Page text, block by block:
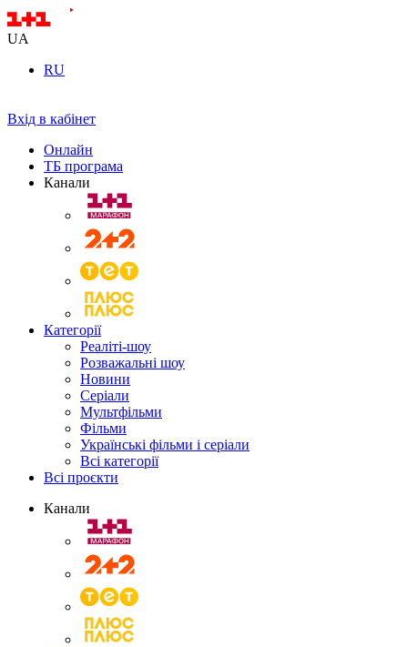
UA
RU
Вхід в кабінет
Онлайн
ТБ програма
Канали
Категорії
Реаліті-шоу
Розважальні шоу
Новини
Серіали
Мультфільми
Фільми
Українські фільми і серіали
Всі категорії
Всі проєкти
Канали